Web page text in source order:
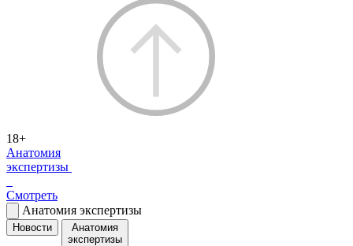
18+
Анатомия
экспертизы
Смотреть
Анатомия экспертизы
Новости
Анатомия
экспертизы